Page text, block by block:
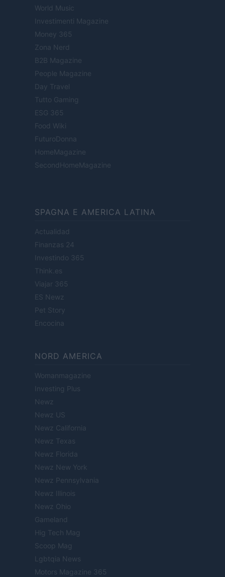
World Music
Investimenti Magazine
Money 365
Zona Nerd
B2B Magazine
People Magazine
Day Travel
Tutto Gaming
ESG 365
Food Wiki
FuturoDonna
HomeMagazine
SecondHomeMagazine
SPAGNA E AMERICA LATINA
Actualidad
Finanzas 24
Investindo 365
Think.es
Viajar 365
ES Newz
Pet Story
Encocina
NORD AMERICA
Womanmagazine
Investing Plus
Newz
Newz US
Newz California
Newz Texas
Newz Florida
Newz New York
Newz Pennsylvania
Newz Illinois
Newz Ohio
Gameland
Hig Tech Mag
Scoop Mag
Lgbtqia News
Motors Magazine 365